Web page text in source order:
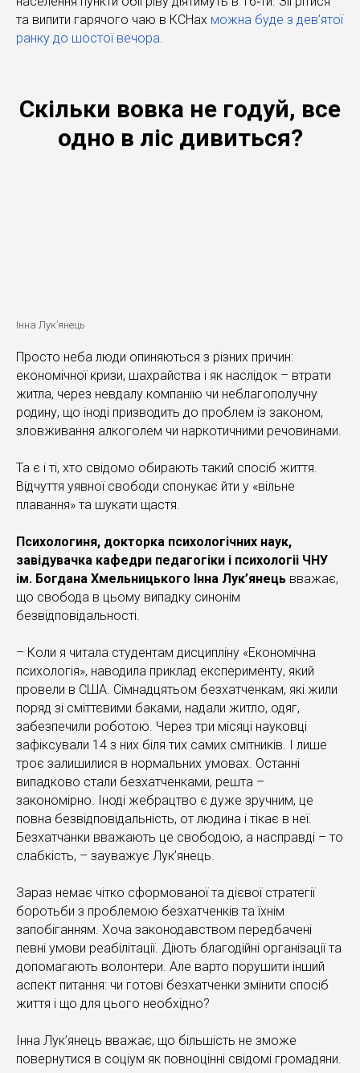
та випити гарячого чаю в КСНах можна буде з дев’ятої
ранку до шостої вечора.
Скільки вовка не годуй, все
одно в ліс дивиться?
Інна Лук’янець
Просто неба люди опиняються з різних причин:
економічної кризи, шахрайства і як наслідок – втрати
житла, через невдалу компанію чи неблагополучну
родину, що іноді призводить до проблем із законом,
зловживання алкоголем чи наркотичними речовинами.
Та є і ті, хто свідомо обирають такий спосіб життя.
Відчуття уявної свободи спонукає йти у «вільне
плавання» та шукати щастя.
Психологиня, докторка психологічних наук,
завідувачка кафедри педагогіки і психологіі ЧНУ
ім. Богдана Хмельницького Інна Лук’янець вважає,
що свобода в цьому випадку синонім
безвідповідальності.
– Коли я читала студентам дисципліну «Економічна
психологія», наводила приклад експерименту, який
провели в США. Сімнадцятьом безхатченкам, які жили
поряд зі сміттєвими баками, надали житло, одяг,
забезпечили роботою. Через три місяці науковці
зафіксували 14 з них біля тих самих смітників. І лише
троє залишилися в нормальних умовах. Останні
випадково стали безхатченками, решта –
закономірно. Іноді жебрацтво є дуже зручним, це
повна безвідповідальність, от людина і тікає в неї.
Безхатчанки вважають це свободою, а насправді – то
слабкість, – зауважує Лук’янець.
Зараз немає чітко сформованої та дієвої стратегії
боротьби з проблемою безхатченків та їхнім
запобіганням. Хоча законодавством передбачені
певні умови реабілітації. Діють благодійні організації та
допомагають волонтери. Але варто порушити інший
аспект питання: чи готові безхатченки змінити спосіб
життя і що для цього необхідно?
Інна Лук’янець вважає, що більшість не зможе
повернутися в соціум як повноцінні свідомі громадяни.